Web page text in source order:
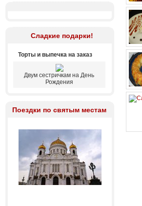
Сладкие подарки!
Торты и выпечка на заказ
Двум сестричкам на День
Рождения
Поездки по святым местам